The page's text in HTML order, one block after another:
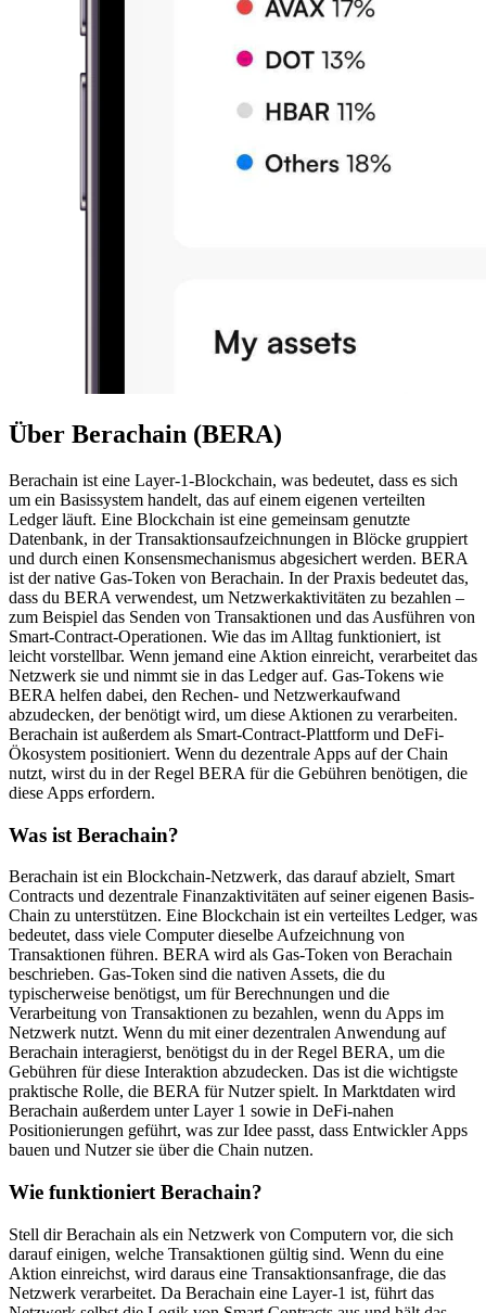
Über Berachain (BERA)
Berachain ist eine Layer-1-Blockchain, was bedeutet, dass es sich
um ein Basissystem handelt, das auf einem eigenen verteilten
Ledger läuft. Eine Blockchain ist eine gemeinsam genutzte
Datenbank, in der Transaktionsaufzeichnungen in Blöcke gruppiert
und durch einen Konsensmechanismus abgesichert werden. BERA
ist der native Gas-Token von Berachain. In der Praxis bedeutet das,
dass du BERA verwendest, um Netzwerkaktivitäten zu bezahlen –
zum Beispiel das Senden von Transaktionen und das Ausführen von
Smart-Contract-Operationen. Wie das im Alltag funktioniert, ist
leicht vorstellbar. Wenn jemand eine Aktion einreicht, verarbeitet das
Netzwerk sie und nimmt sie in das Ledger auf. Gas-Tokens wie
BERA helfen dabei, den Rechen- und Netzwerkaufwand
abzudecken, der benötigt wird, um diese Aktionen zu verarbeiten.
Berachain ist außerdem als Smart-Contract-Plattform und DeFi-
Ökosystem positioniert. Wenn du dezentrale Apps auf der Chain
nutzt, wirst du in der Regel BERA für die Gebühren benötigen, die
diese Apps erfordern.
Was ist Berachain?
Berachain ist ein Blockchain-Netzwerk, das darauf abzielt, Smart
Contracts und dezentrale Finanzaktivitäten auf seiner eigenen Basis-
Chain zu unterstützen. Eine Blockchain ist ein verteiltes Ledger, was
bedeutet, dass viele Computer dieselbe Aufzeichnung von
Transaktionen führen. BERA wird als Gas-Token von Berachain
beschrieben. Gas-Token sind die nativen Assets, die du
typischerweise benötigst, um für Berechnungen und die
Verarbeitung von Transaktionen zu bezahlen, wenn du Apps im
Netzwerk nutzt. Wenn du mit einer dezentralen Anwendung auf
Berachain interagierst, benötigst du in der Regel BERA, um die
Gebühren für diese Interaktion abzudecken. Das ist die wichtigste
praktische Rolle, die BERA für Nutzer spielt. In Marktdaten wird
Berachain außerdem unter Layer 1 sowie in DeFi-nahen
Positionierungen geführt, was zur Idee passt, dass Entwickler Apps
bauen und Nutzer sie über die Chain nutzen.
Wie funktioniert Berachain?
Stell dir Berachain als ein Netzwerk von Computern vor, die sich
darauf einigen, welche Transaktionen gültig sind. Wenn du eine
Aktion einreichst, wird daraus eine Transaktionsanfrage, die das
Netzwerk verarbeitet. Da Berachain eine Layer-1 ist, führt das